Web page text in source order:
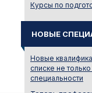
Курсы по
НОВЫЕ
Новые
списке не
специальности